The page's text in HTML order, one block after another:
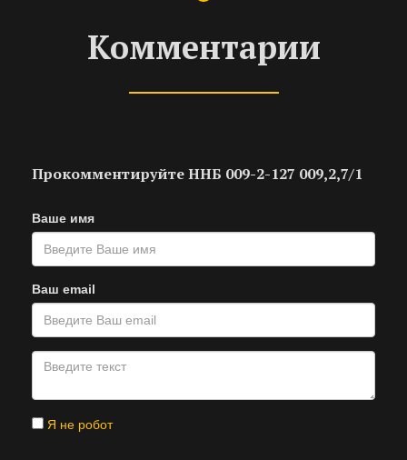
Комментарии
Прокомментируйте ННБ 009-2-127 009,2,7/1
Ваше имя
Ваш email
Я не робот